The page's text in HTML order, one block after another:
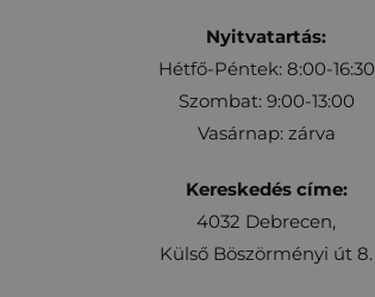
Nyitvatartás:
Hétfő-Péntek: 8:00-16:30
Szombat: 9:00-13:00
Vasárnap: zárva
Kereskedés címe:
4032 Debrecen,
Külső Böszörményi út 8.